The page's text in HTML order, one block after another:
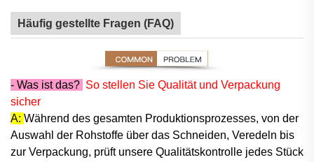
Häufig gestellte Fragen (FAQ)
- Was ist das? So stellen Sie Qualität und Verpackung
sicher
A: Während des gesamten Produktionsprozesses, von der
Auswahl der Rohstoffe über das Schneiden, Veredeln bis
zur Verpackung, prüft unsere Qualitätskontrolle jedes Stück